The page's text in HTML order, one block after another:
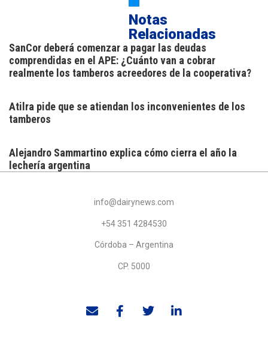
Notas
Relacionadas
SanCor deberá comenzar a pagar las deudas
comprendidas en el APE: ¿Cuánto van a cobrar
realmente los tamberos acreedores de la cooperativa?
Atilra pide que se atiendan los inconvenientes de los
tamberos
Alejandro Sammartino explica cómo cierra el año la
lechería argentina
info@dairynews.com
+54 351 4284530
Córdoba – Argentina
CP. 5000